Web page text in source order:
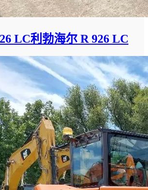
LC利勃海尔 R 926 LC